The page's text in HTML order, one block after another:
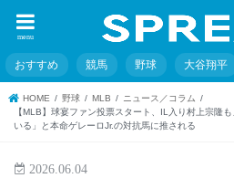
menu
おすすめ 競馬 野球 大谷翔平
HOME 野球 MLB
ニュース／コラム
【MLB】球宴ファン投票スタート、IL入り村上宗
いる」と本命ゲレーロJr.の対抗馬に推される
2026.06.04